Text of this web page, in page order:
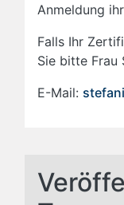
Anmeldung
Falls Ihr
Sie bitte Frau
E-Mail: